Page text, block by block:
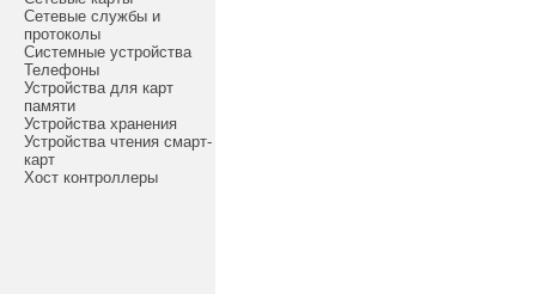
Сетевые службы и
протоколы
Системные устройства
Телефоны
Устройства для карт
памяти
Устройства хранения
Устройства чтения смарт-
карт
Хост контроллеры